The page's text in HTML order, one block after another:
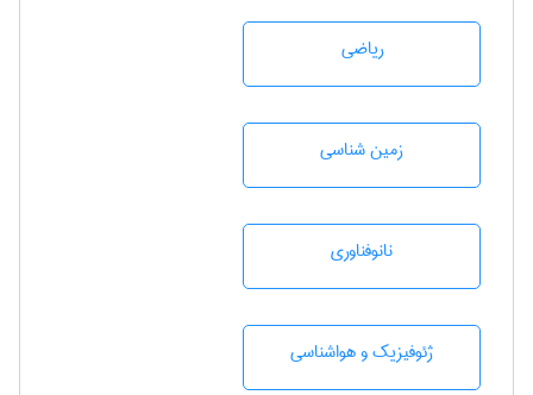
رياضی
زمين شناسی
نانوفناوری
ژئوفيزيك و هواشناسی